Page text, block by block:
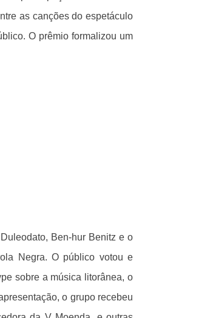
as canções do espetáculo
O prêmio formalizou um
Ben-hur Benitz e o
Negra. O público votou e
sobre a música litorânea, o
o grupo recebeu